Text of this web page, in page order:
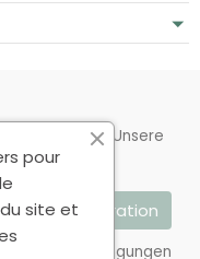
widerrufen. Unsere
in der
pour
site et